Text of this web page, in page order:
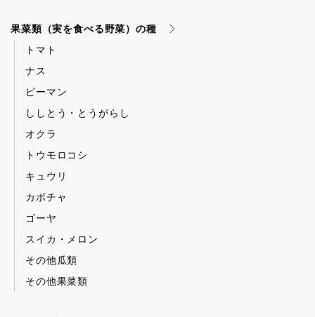
果菜類（実を食べる野菜）の種
トマト
ナス
ピーマン
ししとう・とうがらし
オクラ
トウモロコシ
キュウリ
カボチャ
ゴーヤ
スイカ・メロン
その他瓜類
その他果菜類